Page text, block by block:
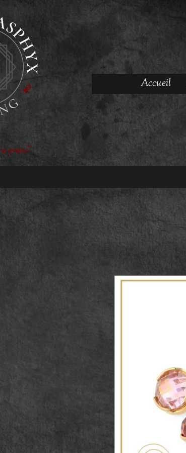
pique"
Accueil